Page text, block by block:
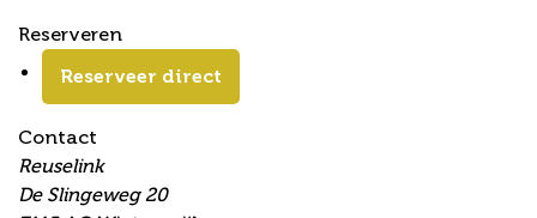
Reserveren
Reserveer direct
Contact
Reuselink
De Slingeweg 20